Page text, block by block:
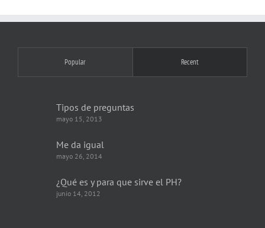
Popular Recent
Tipos de preguntas
mayo 15, 2013
Me da igual
mayo 26, 2014
¿Qué es y para que sirve el PH?
junio 14, 2012